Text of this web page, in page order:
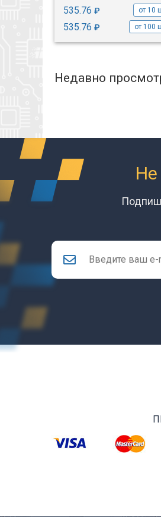
535.76 ₽ от 10
535.76 ₽ от 100
Недавно
Не